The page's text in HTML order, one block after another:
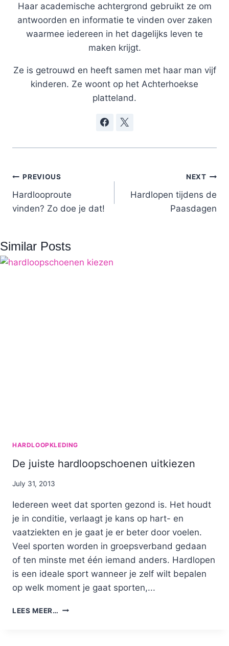
Haar academische achtergrond gebruikt ze om
antwoorden en informatie te vinden over zaken
waarmee iedereen in het dagelijks leven te
maken krijgt.
Ze is getrouwd en heeft samen met haar man vijf
kinderen. Ze woont op het Achterhoekse
platteland.
Post
navigation
PREVIOUS
Hardlooproute
vinden? Zo doe je dat!
NEXT
Hardlopen tijdens de
Paasdagen
Similar Posts
HARDLOOPKLEDING
De juiste hardloopschoenen uitkiezen
By
July 31, 2013
Iedereen weet dat sporten gezond is. Het houdt
je in conditie, verlaagt je kans op hart- en
vaatziekten en je gaat je er beter door voelen.
Veel sporten worden in groepsverband gedaan
of ten minste met één iemand anders. Hardlopen
is een ideale sport wanneer je zelf wilt bepalen
op welk moment je gaat sporten,...
LEES MEER… DE